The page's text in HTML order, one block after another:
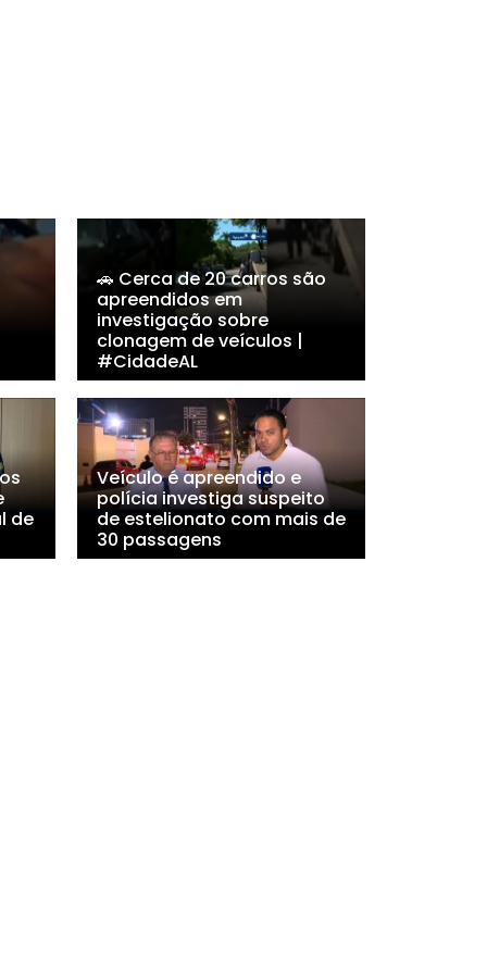
🚗 Cerca de 20 carros são
apreendidos em
investigação sobre
clonagem de veículos |
#CidadeAL
de
Veículo é apreendido e
polícia investiga suspeito
de estelionato com mais de
30 passagens